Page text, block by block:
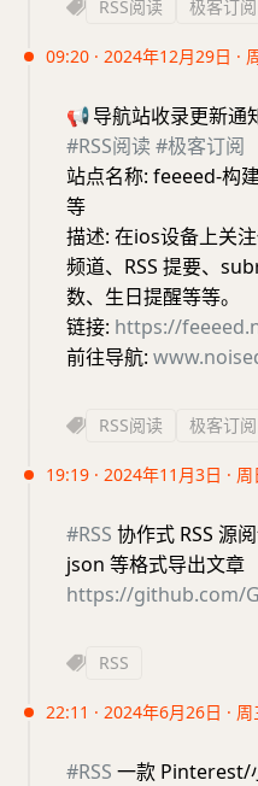
RSS阅读 极客订阅
09:20 · 2024年12月29日 ·
📢导航站收录更新通
#RSS阅读 #极客订阅
站点名称: feeeed-构
等
描述: 在ios设备上关
频道、RSS 提要、
数、生日提醒等等。
链接: https://
前往导航:
RSS阅读 极客订阅
19:19 · 2024年11月3日 · 周
#RSS 协作式 RSS 源
json 等格式导出文章
https://github.com/
RSS
22:11 · 2024年6月26日 · 周
#RSS 一款 Pinterest/